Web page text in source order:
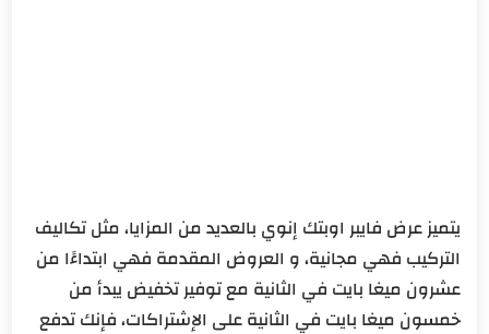
يتميز عرض فايبر اوبتك إنوي بالعديد من المزايا، مثل تكاليف
التركيب فهي مجانية، و العروض المقدمة فهي ابتداءًا من
عشرون ميغا بايت في الثانية مع توفير تخفيض يبدأ من
خمسون ميغا بايت في الثانية على الإشتراكات، فإنك تدفع